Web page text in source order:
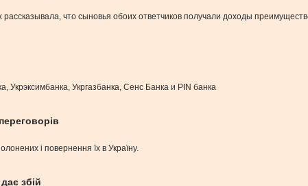
что сыновья обоих ответчиков получали доходы
Укргазбанка, Сенс Банка и PIN банка
і повернення їх в Україну.
збій